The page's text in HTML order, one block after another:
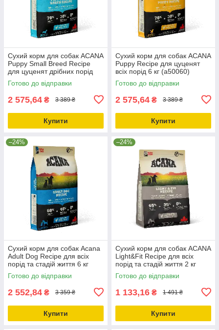
Сухий корм для собак ACANA
Puppy Small Breed Recipe
для цуценят дрібних порід
6.0 кг (a50260)
Готово до відправки
2 575,64 ₴ 3 389 ₴
Купити
Сухий корм для собак ACANA
Puppy Recipe для цуценят
всіх порід 6 кг (a50060)
Готово до відправки
2 575,64 ₴ 3 389 ₴
Купити
–24%
Сухий корм для собак Acana
Adult Dog Recipe для всіх
порід та стадій життя 6 кг
(a52560)
Готово до відправки
2 552,84 ₴ 3 359 ₴
Купити
–24%
Сухий корм для собак ACANA
Light&Fit Recipe для всіх
порід та стадій життя 2 кг
(a51220)
Готово до відправки
1 133,16 ₴ 1 491 ₴
Купити